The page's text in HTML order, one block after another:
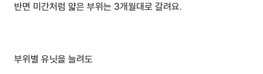
반면 미간처럼 얇은 부위는 3개월대로 갈려요.
부위별 유닛을 늘려도